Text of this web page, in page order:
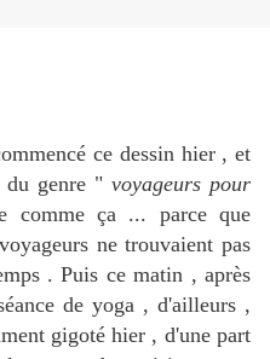
ce dessin hier , et
du genre " voyageurs pour
comme ça ... parce que
ne trouvaient pas
. Puis ce matin , après
de yoga , d'ailleurs ,
gigoté hier , d'une part